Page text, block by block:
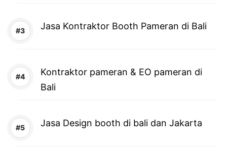
Jasa Kontraktor Booth Pameran di Bali
Kontraktor pameran & EO pameran di
Bali
Jasa Design booth di bali dan Jakarta